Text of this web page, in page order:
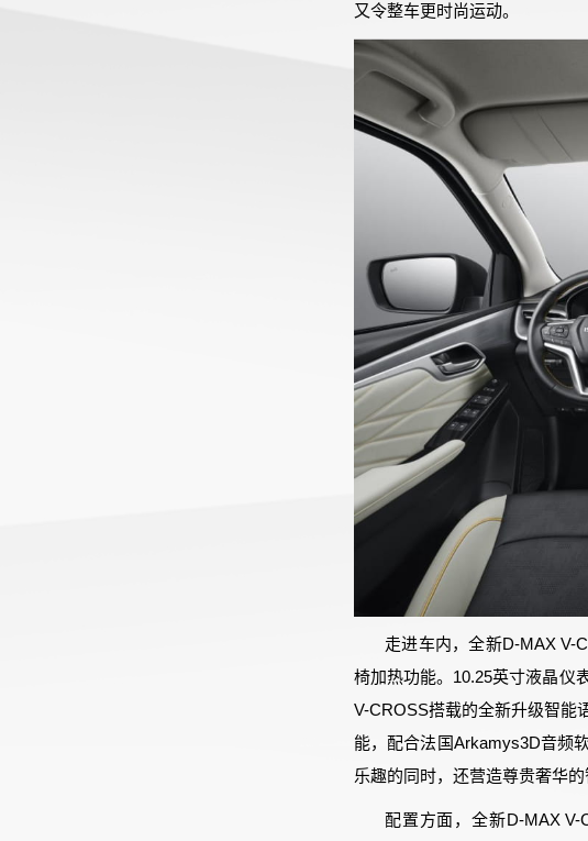
又令整车更时尚运动。
走进车内，全新D-MAX V-
椅加热功能。10.25英寸液晶仪
V-CROSS搭载的全新升级智能
能，配合法国Arkamys3D音频
乐趣的同时，还营造尊贵奢华的
配置方面，全新D-MAX V-